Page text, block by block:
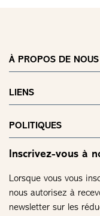
À PROPOS DE NOUS
LIENS
POLITIQUES
Inscrivez-vous à
Lorsque vous vous
nous autorisez à
newsletter sur les